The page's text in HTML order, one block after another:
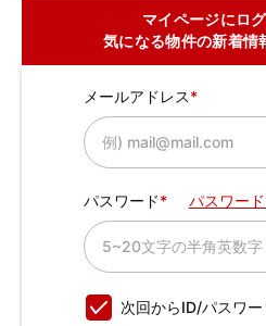
マイページにログ
気になる物件の新着情
メールアドレス
パスワード パスワー
次回からID/パスワ